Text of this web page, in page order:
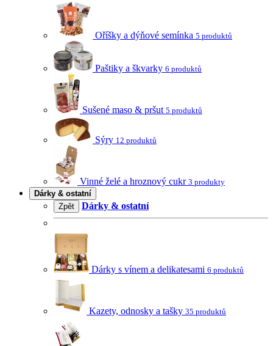
Oříšky a dýňové semínka 5 produktů
Paštiky a škvarky 6 produktů
Sušené maso & pršut 5 produktů
Sýry 12 produktů
Vinné želé a hroznový cukr 3 produkty
Dárky & ostatní
Zpět
Dárky & ostatní
Dárky s vínem a delikatesami 6 produktů
Kazety, odnosky a tašky 35 produktů